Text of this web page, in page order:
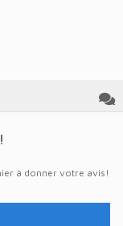
à donner votre avis!